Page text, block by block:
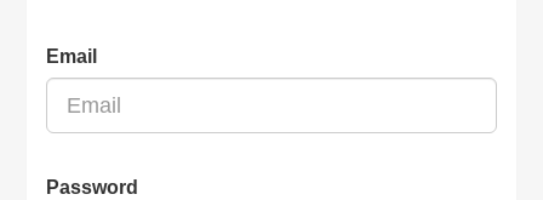
Email
Password